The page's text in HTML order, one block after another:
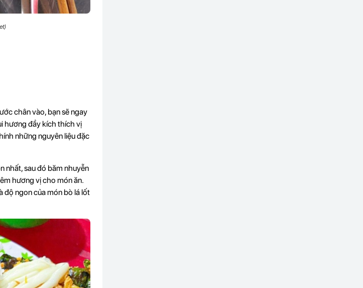
chân vào, bạn sẽ ngay
hương đầy kích thích vị
những nguyên liệu đặc
nhất, sau đó băm nhuyễn
hương vị cho món ăn.
độ ngon của món bò lá lốt